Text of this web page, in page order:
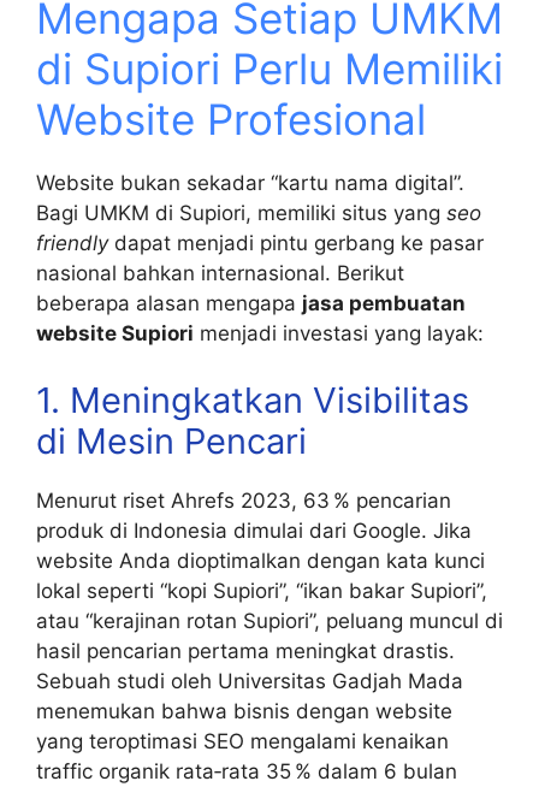
Mengapa Setiap UMKM
di Supiori Perlu Memiliki
Website Profesional
Website bukan sekadar “kartu nama digital”.
Bagi UMKM di Supiori, memiliki situs yang seo
friendlydapat menjadi pintu gerbang ke pasar
nasional bahkan internasional. Berikut
beberapa alasan mengapa jasa pembuatan
website Supiori menjadi investasi yang layak:
1. Meningkatkan Visibilitas
di Mesin Pencari
Menurut riset Ahrefs 2023, 63 % pencarian
produk di Indonesia dimulai dari Google. Jika
website Anda dioptimalkan dengan kata kunci
lokal seperti “kopi Supiori”, “ikan bakar Supiori”,
atau “kerajinan rotan Supiori”, peluang muncul di
hasil pencarian pertama meningkat drastis.
Sebuah studi oleh Universitas Gadjah Mada
menemukan bahwa bisnis dengan website
yang teroptimasi SEO mengalami kenaikan
traffic organik rata‑rata 35 % dalam 6 bulan